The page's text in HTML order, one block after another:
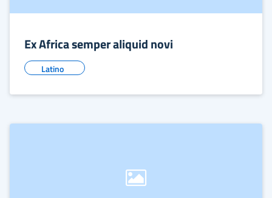
Ex Africa semper aliquid novi
Latino